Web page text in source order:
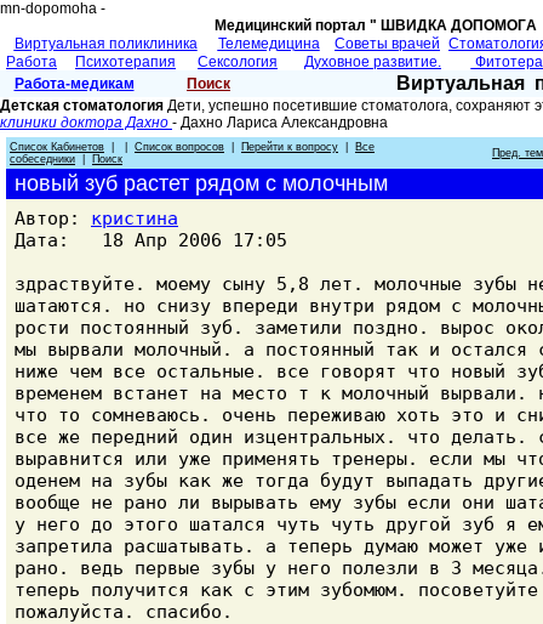
mn-dopomoha -
Медицинский портал " ШВИДКА
Виртуальная поликлиника
Телемедицина Советы врачей
Работа
Психотерапия Сексология Духовное развитие.
Работа-медикам
Поиск Виртуальная
Детская стоматология Дети, успешно посетившие стоматолога,
клиники доктора Дахно - Дахно Лариса Александровнa
Список Кабинетов Список вопросов Перейти к вопросу
Все
собеседники
Поиск Пред.
новый зуб растет рядом с молочным
Автор: кристина
Дата: 18 Апр 2006 17:05
здраствуйте. моему сыну 5,8 лет. молочные зубы
шатаются. но снизу впереди внутри рядом с
рости постоянный зуб. заметили поздно. вырос
мы вырвали молочный. а постоянный так и остался
ниже чем все остальные. все говорят что новый
временем встанет на место т к молочный вырвали.
что то сомневаюсь. очень переживаю хоть это и
все же передний один изцентральных. что делать.
выравнится или уже применять тренеры. если мы
оденем на зубы как же тогда будут выпадать
вообще не рано ли вырывать ему зубы если они
у него до этого шатался чуть чуть другой зуб я
запретила расшатывать. а теперь думаю может уже
рано. ведь первые зубы у него полезли в 3
теперь получится как с этим зубомюм. посоветуйте
пожалуйста. спасибо.